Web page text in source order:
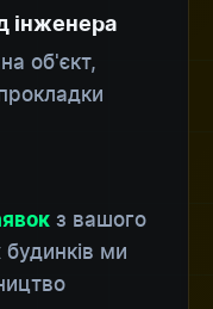
інженера
об'єкт,
з вашого
будинків ми